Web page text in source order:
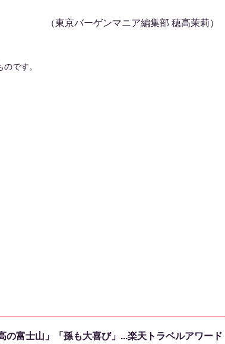
（東京バーゲンマニア編集部 穂高茉莉）
です。
の富士山」「孫も大喜び」...楽天トラベルアワード